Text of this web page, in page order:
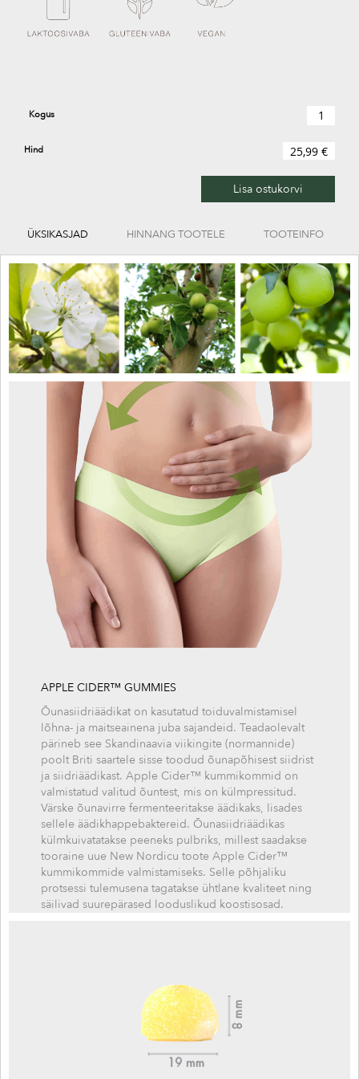
Kogus
Hind 25,99 €
Lisa ostukorvi
ÜKSIKASJAD HINNANG TOOTELE TOOTEINFO
APPLE CIDER™ GUMMIES
Õunasiidriäädikat on kasutatud toiduvalmistamisel
lõhna- ja maitseainena juba sajandeid. Teadaolevalt
pärineb see Skandinaavia viikingite (normannide)
poolt Briti saartele sisse toodud õunapõhisest siidrist
ja siidriäädikast. Apple Cider™ kummikommid on
valmistatud valitud õuntest, mis on külmpressitud.
Värske õunavirre fermenteeritakse äädikaks, lisades
sellele äädikhappebaktereid. Õunasiidriäädikas
külmkuivatatakse peeneks pulbriks, millest saadakse
tooraine uue New Nordicu toote Apple Cider™
kummikommide valmistamiseks. Selle põhjaliku
protsessi tulemusena tagatakse ühtlane kvaliteet ning
säilivad suurepärased looduslikud koostisosad.